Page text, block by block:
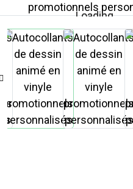
Loading...
Loading...